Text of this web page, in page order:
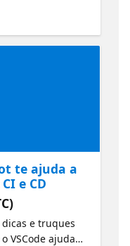
te ajuda a
e CD
e truques
VSCode ajudam